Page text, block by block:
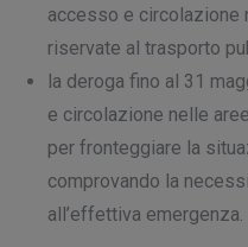
accesso e circolazione
riservate al trasporto
la deroga fino al 31
e circolazione nelle
per fronteggiare la
comprovando la
all’effettiva emergenza.